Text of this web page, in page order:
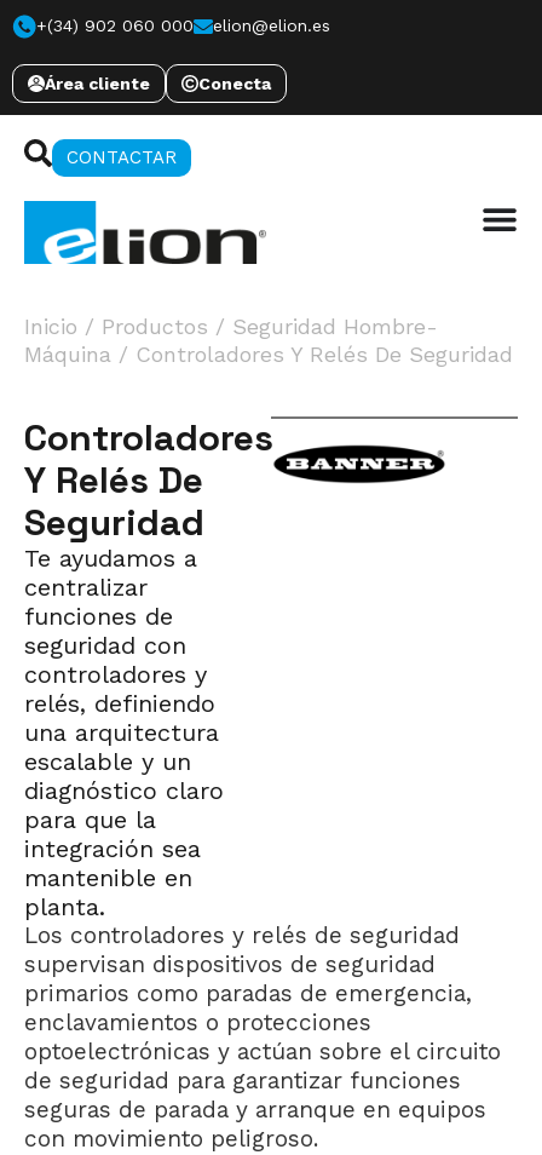
+(34) 902 060 000 elion@elion.es
Área cliente Conecta
CONTACTAR
Inicio / Productos / Seguridad Hombre-
Máquina / Controladores Y Relés De Seguridad
Controladores
Y Relés De
Seguridad
Te ayudamos a
centralizar
funciones de
seguridad con
controladores y
relés, definiendo
una arquitectura
escalable y un
diagnóstico claro
para que la
integración sea
mantenible en
planta.
Los controladores y relés de seguridad
supervisan dispositivos de seguridad
primarios como paradas de emergencia,
enclavamientos o protecciones
optoelectrónicas y actúan sobre el circuito
de seguridad para garantizar funciones
seguras de parada y arranque en equipos
con movimiento peligroso.